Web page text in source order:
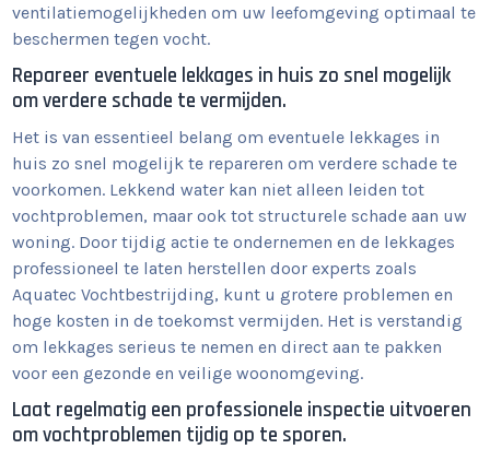
ventilatiemogelijkheden om uw leefomgeving optimaal te
beschermen tegen vocht.
Repareer eventuele lekkages in huis zo snel mogelijk
om verdere schade te vermijden.
Het is van essentieel belang om eventuele lekkages in
huis zo snel mogelijk te repareren om verdere schade te
voorkomen. Lekkend water kan niet alleen leiden tot
vochtproblemen, maar ook tot structurele schade aan uw
woning. Door tijdig actie te ondernemen en de lekkages
professioneel te laten herstellen door experts zoals
Aquatec Vochtbestrijding, kunt u grotere problemen en
hoge kosten in de toekomst vermijden. Het is verstandig
om lekkages serieus te nemen en direct aan te pakken
voor een gezonde en veilige woonomgeving.
Laat regelmatig een professionele inspectie uitvoeren
om vochtproblemen tijdig op te sporen.